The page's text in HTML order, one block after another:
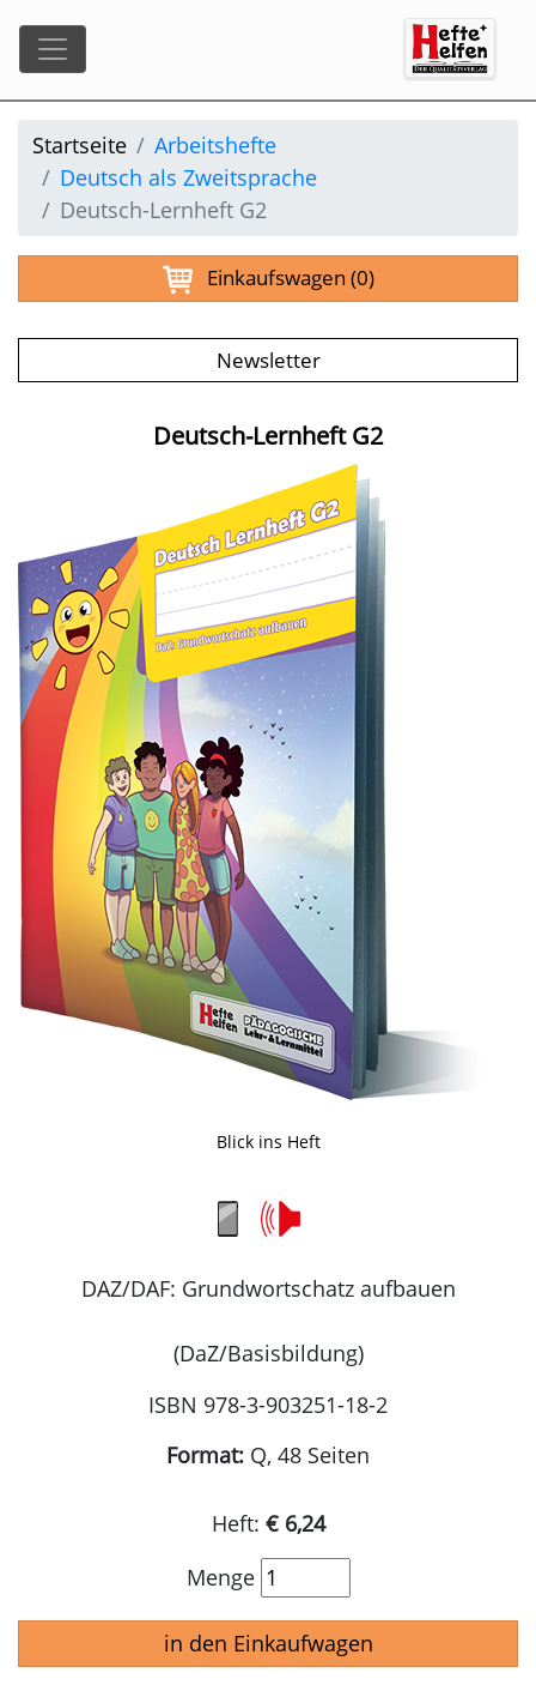
Startseite
Arbeitshefte
Deutsch als Zweitsprache
Deutsch-Lernheft G2
Einkaufswagen (0)
Newsletter
Deutsch-Lernheft G2
Blick ins Heft
DAZ/DAF: Grundwortschatz aufbauen
(DaZ/Basisbildung)
ISBN 978-3-903251-18-2
Format: Q, 48 Seiten
Heft: € 6,24
Menge
in den Einkaufwagen